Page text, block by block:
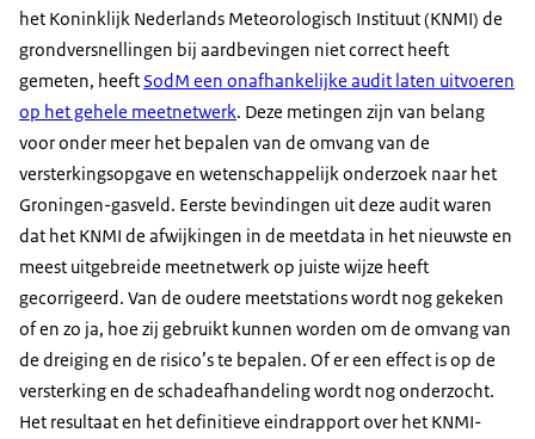
het Koninklijk Nederlands Meteorologisch Instituut (KNMI) de
grondversnellingen bij aardbevingen niet correct heeft
gemeten, heeftSodM een onafhankelijke audit laten uitvoeren
op het gehele meetnetwerk. Deze metingen zijn van belang
voor onder meer het bepalen van de omvang van de
versterkingsopgave en wetenschappelijk onderzoek naar het
Groningen-gasveld. Eerste bevindingen uit deze audit waren
dat het KNMI de afwijkingen in de meetdata in het nieuwste en
meest uitgebreide meetnetwerk op juiste wijze heeft
gecorrigeerd. Van de oudere meetstations wordt nog gekeken
of en zo ja, hoe zij gebruikt kunnen worden om de omvang van
de dreiging en de risico’s te bepalen. Of er een effect is op de
versterking en de schadeafhandeling wordt nog onderzocht.
Het resultaat en het definitieve eindrapport over het KNMI-